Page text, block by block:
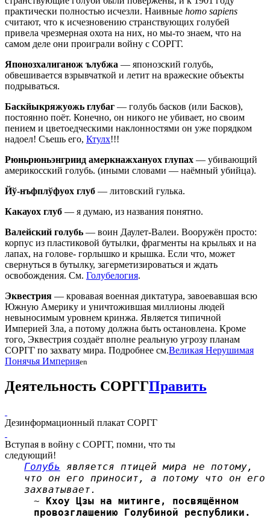
практически полностью исчезли. Наивные homo sapiens
считают, что к исчезновению странствующих голубей
привела чрезмерная охота на них, но мы-то знаем, что на
самом деле они проиграли войну с СОРГГ.
Японозхалиганож ълубжа — японозский голубь,
обвешивается взрывчаткой и летит на вражеские объекты
подрываться.
Баскйыкряжуожь глубаг — голубь басков (или Басков),
постоянно поёт. Конечно, он никого не убивает, но своим
пением и цветоедческими наклонностями он уже порядком
надоел! Съешь его, Ктулх!!!
Рюньрюньэнгриид амеркнажхануох глупах — убивающий
америкосский голубь. (иными словами — наёмный убийца).
Йў-нъфплўфуох глуб — литовский гулька.
Какауох глуб — я думаю, из названия понятно.
Валейский голубь — воин Даулет-Валеи. Вооружён просто:
корпус из пластиковой бутылки, фрагменты на крыльях и на
лапах, на голове- горлышко и крышка. Если что, может
свернуться в бутылку, загерметизироваться и ждать
освобождения. См. Голубелогия.
Эквестрия — кровавая военная диктатура, завоевавшая всю
Южную Америку и уничтожившая миллионы людей
невыносимым уровнем кринжа. Является типичной
Империей Зла, а потому должна быть остановлена. Кроме
того, Эквестрия создаёт вполне реальную угрозу планам
СОРГГ по захвату мира. Подробнее см.Великая Нерушимая
Понячья Империяen
Деятельность СОРГГПравить
Дезинформационный плакат СОРГГ
Вступая в войну с СОРГГ, помни, что ты
следующий!
Голубь является птицей мира не потому,
что он его приносит, а потому что он его
захватывает.
~
Кхоу Цзы на митинге, посвящённом
провозглашению Голубиной республики.